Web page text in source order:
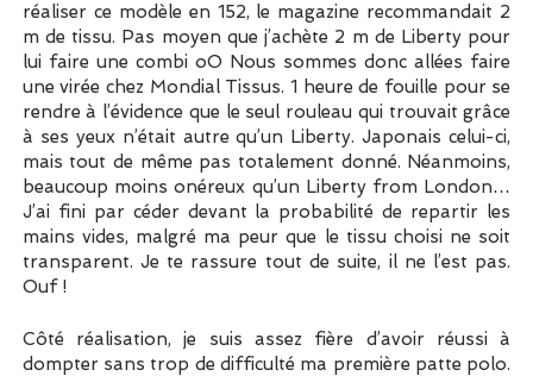
réaliser ce modèle en 152, le magazine recommandait 2
m de tissu. Pas moyen que j’achète 2 m de Liberty pour
lui faire une combi oO Nous sommes donc allées faire
une virée chez Mondial Tissus. 1 heure de fouille pour se
rendre à l’évidence que le seul rouleau qui trouvait grâce
à ses yeux n’était autre qu’un Liberty. Japonais celui-ci,
mais tout de même pas totalement donné. Néanmoins,
beaucoup moins onéreux qu’un Liberty from London…
J’ai fini par céder devant la probabilité de repartir les
mains vides, malgré ma peur que le tissu choisi ne soit
transparent. Je te rassure tout de suite, il ne l’est pas.
Ouf !
Côté réalisation, je suis assez fière d’avoir réussi à
dompter sans trop de difficulté ma première patte polo.